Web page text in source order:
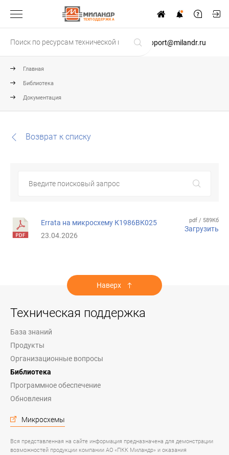
ТЕХПОДДЕРЖКА
support@milandr.ru
Главная
Библиотека
Документация
Возврат к списку
Errata на микросхему К1986ВК025
23.04.2026
pdf / 589Кб
Загрузить
Наверх
Техническая поддержка
База знаний
Продукты
Организационные вопросы
Библиотека
Программное обеспечение
Обновления
Микросхемы
Вся представленная на сайте информация предназначена для демонстрации
возможностей продукции компании АО «ПКК Миландр» и оказания